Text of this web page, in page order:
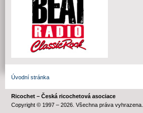
Úvodní stránka
Ricochet – Česká ricochetová asociace
Copyright © 1997 – 2026. Všechna práva vyhrazena.